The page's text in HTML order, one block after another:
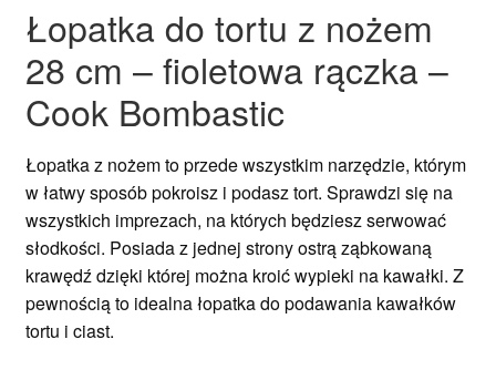
Łopatka do tortu z nożem
28 cm – fioletowa rączka –
Cook Bombastic
Łopatka z nożem to przede wszystkim narzędzie, którym
w łatwy sposób pokroisz i podasz tort. Sprawdzi się na
wszystkich imprezach, na których będziesz serwować
słodkości. Posiada z jednej strony ostrą ząbkowaną
krawędź dzięki której można kroić wypieki na kawałki. Z
pewnością to idealna łopatka do podawania kawałków
tortu i ciast.